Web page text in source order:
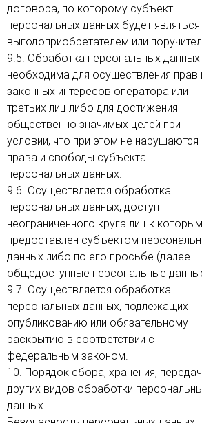
договора, по которому субъект
персональных данных будет являться
выгодоприобретателем или
9.5. Обработка персональных данных
необходима для осуществления прав
законных интересов оператора или
третьих лиц либо для достижения
общественно значимых целей при
условии, что при этом не нарушаются
права и свободы субъекта
персональных данных.
9.6. Осуществляется обработка
персональных данных, доступ
неограниченного круга лиц к которым
предоставлен субъектом
данных либо по его просьбе (далее –
общедоступные персональные
9.7. Осуществляется обработка
персональных данных, подлежащих
опубликованию или обязательному
раскрытию в соответствии с
федеральным законом.
10. Порядок сбора, хранения,
других видов обработки
данных